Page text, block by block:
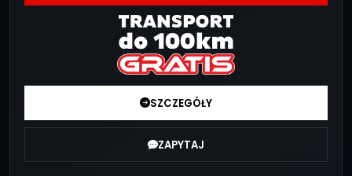
SZCZEGÓŁY
ZAPYTAJ